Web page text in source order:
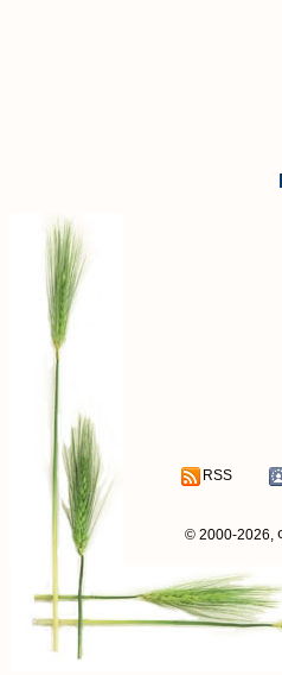
RSS
© 2000-2026,